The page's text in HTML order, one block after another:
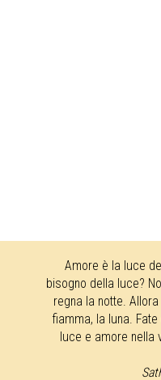
Amore è la luce
bisogno della luce?
regna la notte.
fiamma, la luna.
luce e amore nella